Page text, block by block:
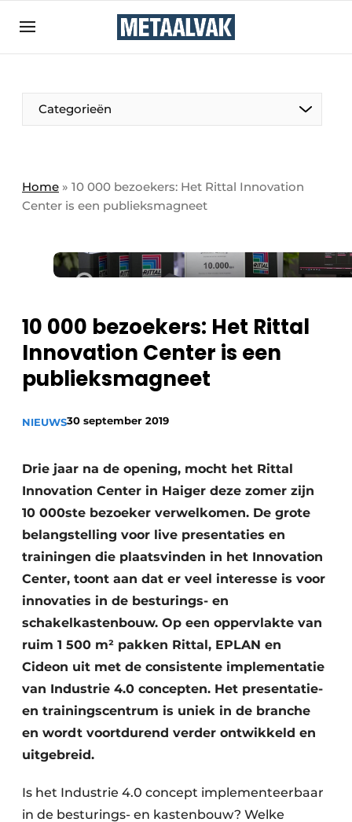
Bedrijven
Contact
Eigen content aanleveren
Evenement aanmelden
Meest gelezen
Podcasts
Privacy / Cookie statement
Vacature aanmelden
Video’s
Categorieën
Home » 10 000 bezoekers: Het Rittal Innovation
Center is een publieksmagneet
10 000 bezoekers: Het Rittal
Innovation Center is een
publieksmagneet
NIEUWS30 september 2019
Drie jaar na de opening, mocht het Rittal
Innovation Center in Haiger deze zomer zijn
10 000ste bezoeker verwelkomen. De grote
belangstelling voor live presentaties en
trainingen die plaatsvinden in het Innovation
Center, toont aan dat er veel interesse is voor
innovaties in de besturings- en
schakelkastenbouw. Op een oppervlakte van
ruim 1 500 m² pakken Rittal, EPLAN en
Cideon uit met de consistente implementatie
van Industrie 4.0 concepten. Het presentatie-
en trainingscentrum is uniek in de branche
en wordt voortdurend verder ontwikkeld en
uitgebreid.
Is het Industrie 4.0 concept implementeerbaar
in de besturings- en kastenbouw? Welke